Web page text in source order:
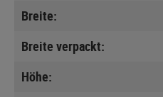
Breite:
Breite verpackt:
Höhe: